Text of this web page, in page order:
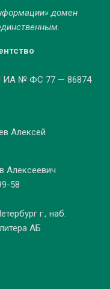
домен
ИА № ФС 77 — 86874
Алексей
Алексеевич
58
г., наб.
АБ